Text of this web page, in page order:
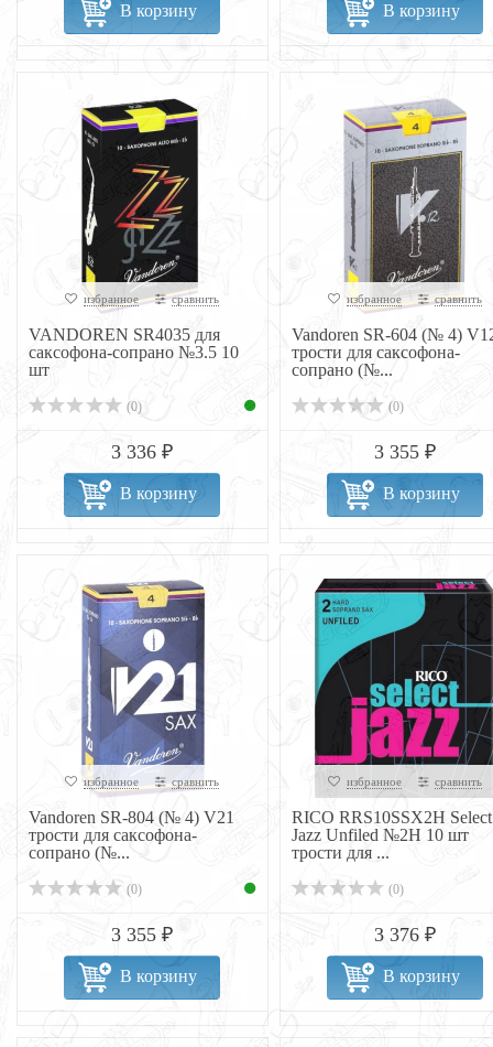
В корзину В корзину
избранное сравнить
VANDOREN SR4035 для
саксофона-сопрано №3.5 10
шт
(0)
3 336 ₽
В корзину
избранное сравнить
Vandoren SR-604 (№ 4)
трости для саксофона-
сопрано (№...
(0)
3 355 ₽
В корзину
избранное сравнить
Vandoren SR-804 (№ 4) V21
трости для саксофона-
сопрано (№...
(0)
3 355 ₽
В корзину
избранное сравнить
RICO RRS10SSX2H Select
Jazz Unfiled №2H 10 шт
трости для ...
(0)
3 376 ₽
В корзину